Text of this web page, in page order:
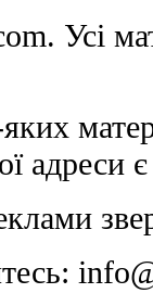
Усі
адреси